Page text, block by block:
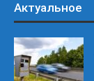
Актуальное